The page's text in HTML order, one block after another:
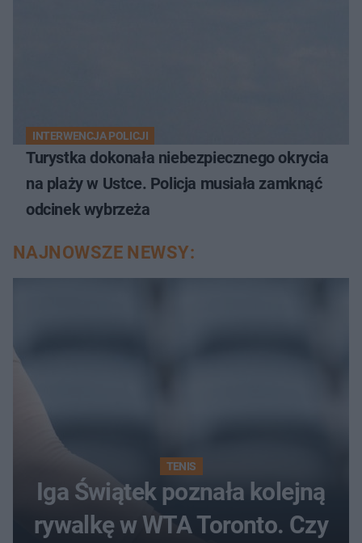
INTERWENCJA POLICJI
Turystka dokonała niebezpiecznego okrycia
na plaży w Ustce. Policja musiała zamknąć
odcinek wybrzeża
NAJNOWSZE NEWSY:
TENIS
Iga Świątek poznała kolejną
rywalkę w WTA Toronto. Czy